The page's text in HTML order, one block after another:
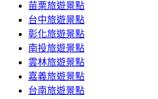
苗栗旅遊景點
台中旅遊景點
彰化旅遊景點
南投旅遊景點
雲林旅遊景點
嘉義旅遊景點
台南旅遊景點